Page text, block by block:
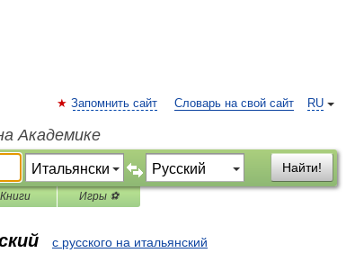
RU
Запомнить сайт Словарь на свой сайт
Академике
Найти!
Книги Игры ⚽
с русского на итальянский